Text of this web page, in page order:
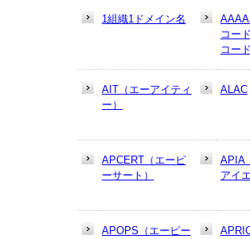
1組織1ドメイン名
コー
コード
AIT（エーアイティ
ー）
ALAC
APCERT（エーピ
ーサート）
APIA
アイ
APOPS（エーピー